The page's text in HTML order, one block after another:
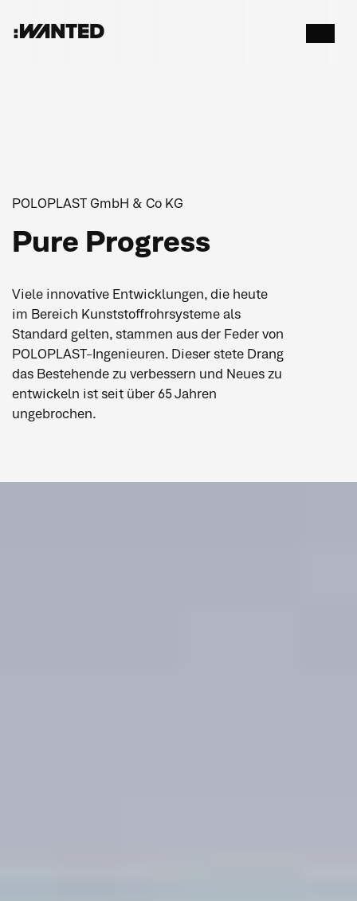
:WANTED
POLOPLAST GmbH & Co KG
Pure Progress
Viele innovative Entwicklungen, die heute
im Bereich Kunststoffrohrsysteme als
Standard gelten, stammen aus der Feder von
POLOPLAST-Ingenieuren. Dieser stete Drang
das Bestehende zu verbessern und Neues zu
entwickeln ist seit über 65 Jahren
ungebrochen.